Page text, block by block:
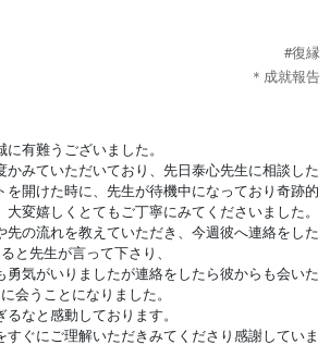
#復縁
＊成就報告
有難うございました。
かみていただいており、先日泰心先生に相談した
を開けた時に、先生が待機中になっており奇跡的
変嬉しくとてもご丁寧にみてくださいました。
先の流れを教えていただき、今週彼へ連絡をした
と先生が言って下さり、
勇気がいりましたが連絡をしたら彼からも会いた
会うことになりました。
なと感動しております。
すぐにご理解いただきみてくださり感謝していま